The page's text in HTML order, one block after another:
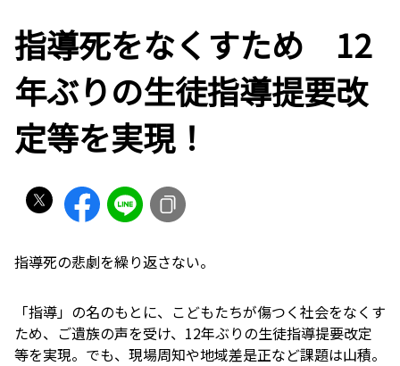
指導死をなくすため 12
年ぶりの生徒指導提要改
定等を実現！
指導死の悲劇を繰り返さない。
「指導」の名のもとに、こどもたちが傷つく社会をなくす
ため、ご遺族の声を受け、12年ぶりの生徒指導提要改定
等を実現。でも、現場周知や地域差是正など課題は山積。